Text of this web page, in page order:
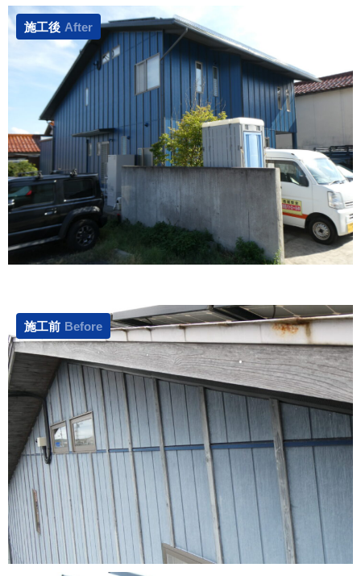
施工後 After
施工前 Before